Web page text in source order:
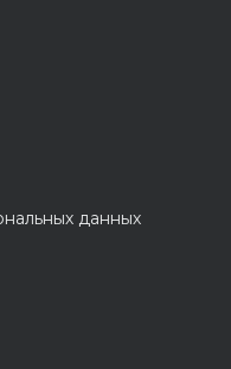
данных